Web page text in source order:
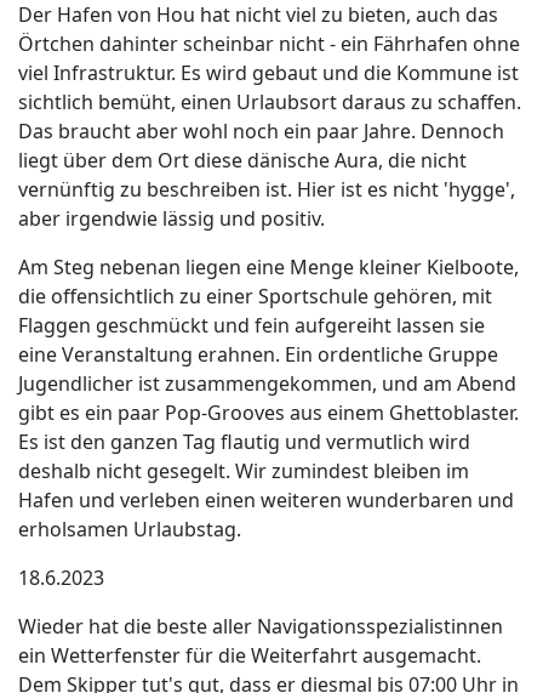
Der Hafen von Hou hat nicht viel zu bieten, auch das
Örtchen dahinter scheinbar nicht - ein Fährhafen ohne
viel Infrastruktur. Es wird gebaut und die Kommune ist
sichtlich bemüht, einen Urlaubsort daraus zu schaffen.
Das braucht aber wohl noch ein paar Jahre. Dennoch
liegt über dem Ort diese dänische Aura, die nicht
vernünftig zu beschreiben ist. Hier ist es nicht 'hygge',
aber irgendwie lässig und positiv.
Am Steg nebenan liegen eine Menge kleiner Kielboote,
die offensichtlich zu einer Sportschule gehören, mit
Flaggen geschmückt und fein aufgereiht lassen sie
eine Veranstaltung erahnen. Ein ordentliche Gruppe
Jugendlicher ist zusammengekommen, und am Abend
gibt es ein paar Pop-Grooves aus einem Ghettoblaster.
Es ist den ganzen Tag flautig und vermutlich wird
deshalb nicht gesegelt. Wir zumindest bleiben im
Hafen und verleben einen weiteren wunderbaren und
erholsamen Urlaubstag.
18.6.2023
Wieder hat die beste aller Navigationsspezialistinnen
ein Wetterfenster für die Weiterfahrt ausgemacht.
Dem Skipper tut's gut, dass er diesmal bis 07:00 Uhr in